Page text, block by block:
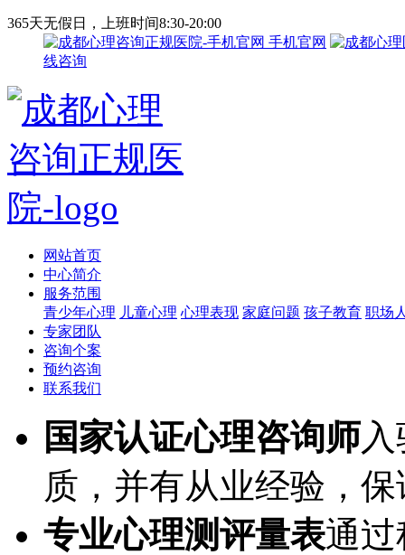
365天无假日，上班时间8:30-20:00
手机官网
线咨询
网站首页
中心简介
服务范围
青少年心理 儿童心理 心理表现 家庭问题 孩子教育 职场
专家团队
咨询个案
预约咨询
联系我们
国家认证心理咨询师
质，并有从业经验，
专业心理测评量表通